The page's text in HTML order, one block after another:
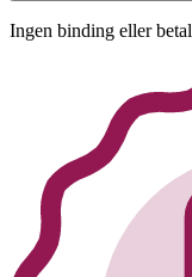
Ingen binding eller